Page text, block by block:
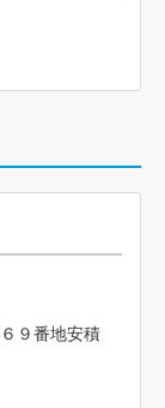
９番地安積